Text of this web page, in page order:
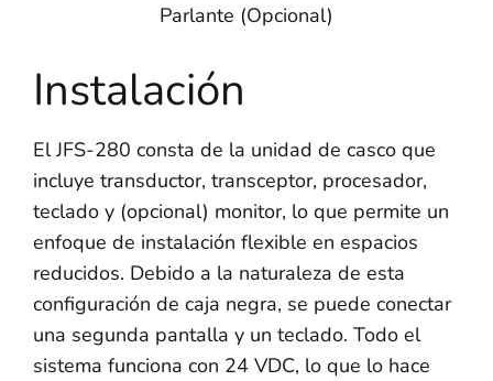
Parlante (Opcional)
Instalación
El JFS-280 consta de la unidad de casco que
incluye transductor, transceptor, procesador,
teclado y (opcional) monitor, lo que permite un
enfoque de instalación flexible en espacios
reducidos. Debido a la naturaleza de esta
configuración de caja negra, se puede conectar
una segunda pantalla y un teclado. Todo el
sistema funciona con 24 VDC, lo que lo hace